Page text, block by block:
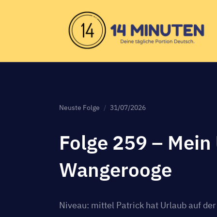
Neuste Folge 31/07/2026
Folge 259 –
Wangerooge
Niveau: mittel Patrick hat Urlaub auf